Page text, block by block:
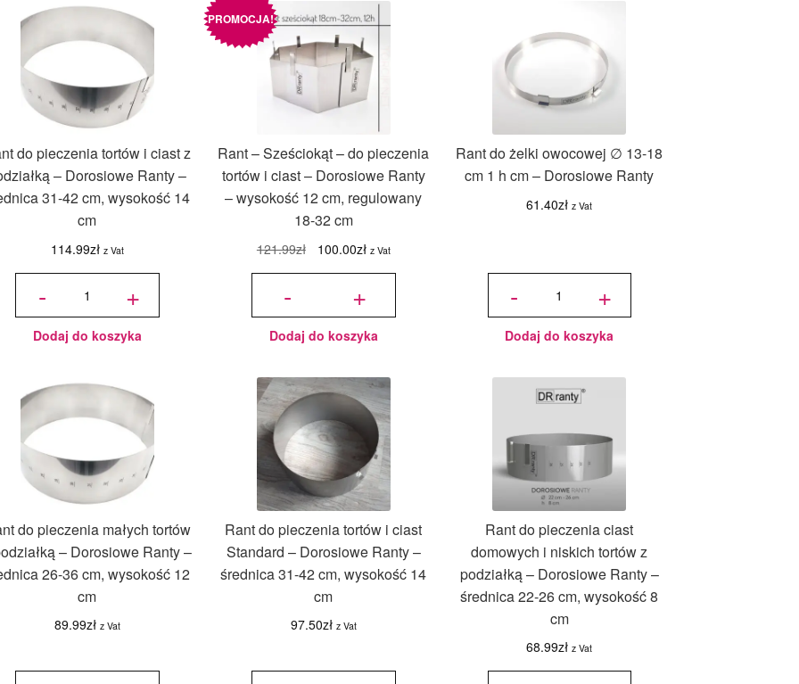
do pieczenia tortów i ciast z
– Dorosiowe Ranty –
31-42 cm, wysokość 14
cm
114.99zł z Vat
-
ilość Rant
tortów i
ciast z
-
Dorosiowe
średnica
31-42 cm,
wysokość
+
Dodaj do koszyka
Rant – Sześciokąt – do pieczenia
tortów i ciast – Dorosiowe Ranty
– wysokość 12 cm, regulowany
18-32 cm
PROMOCJA!
121.99zł
Pierwotna
121.99zł.
100.00złAktualna
100.00zł.
z Vat
-
ilość Rant -
pieczenia
tortów i
Dorosiowe
Ranty -
12 cm,
regulowany
18-32 cm
+
Dodaj do koszyka
Rant do żelki owocowej ∅ 13-18
cm 1 h cm – Dorosiowe Ranty
61.40zł z Vat
-
ilość Rant
∅ 13-18
cm 1 h cm
Dorosiowe
Ranty
+
Dodaj do koszyka
do pieczenia małych tortów
– Dorosiowe Ranty –
26-36 cm, wysokość 12
cm
89.99zł z Vat
ilość Rant
Rant do pieczenia tortów i ciast
Standard – Dorosiowe Ranty –
średnica 31-42 cm, wysokość 14
cm
97.50zł z Vat
ilość Rant
Rant do pieczenia ciast
domowych i niskich tortów z
podziałką – Dorosiowe Ranty –
średnica 22-26 cm, wysokość 8
cm
68.99zł z Vat
ilość Rant